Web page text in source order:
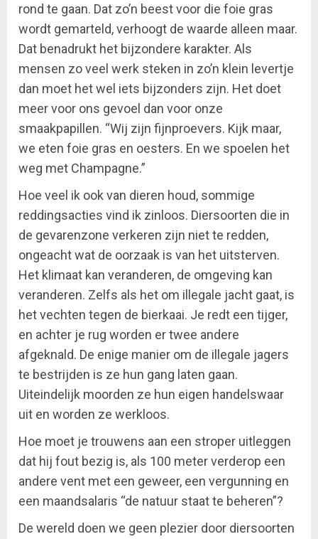
rond te gaan. Dat zo’n beest voor die foie gras
wordt gemarteld, verhoogt de waarde alleen maar.
Dat benadrukt het bijzondere karakter. Als
mensen zo veel werk steken in zo’n klein levertje
dan moet het wel iets bijzonders zijn. Het doet
meer voor ons gevoel dan voor onze
smaakpapillen. “Wij zijn fijnproevers. Kijk maar,
we eten foie gras en oesters. En we spoelen het
weg met Champagne.”
Hoe veel ik ook van dieren houd, sommige
reddingsacties vind ik zinloos. Diersoorten die in
de gevarenzone verkeren zijn niet te redden,
ongeacht wat de oorzaak is van het uitsterven.
Het klimaat kan veranderen, de omgeving kan
veranderen. Zelfs als het om illegale jacht gaat, is
het vechten tegen de bierkaai. Je redt een tijger,
en achter je rug worden er twee andere
afgeknald. De enige manier om de illegale jagers
te bestrijden is ze hun gang laten gaan.
Uiteindelijk moorden ze hun eigen handelswaar
uit en worden ze werkloos.
Hoe moet je trouwens aan een stroper uitleggen
dat hij fout bezig is, als 100 meter verderop een
andere vent met een geweer, een vergunning en
een maandsalaris “de natuur staat te beheren”?
De wereld doen we geen plezier door diersoorten